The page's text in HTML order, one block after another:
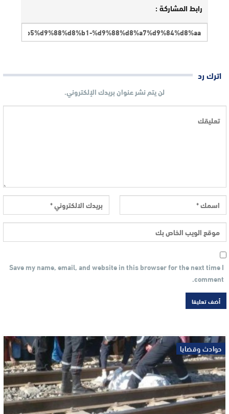
رابط المشاركة :
اترك رد
لن يتم نشر عنوان بريدك الإلكتروني.
Save my name, email, and website in this browser for the next time I
comment.
حوادث وقضايا